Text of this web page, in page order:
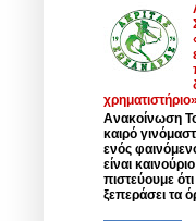
χρηματιστήριο»
Ανακοίνωση
καιρό
ενός
είναι
πιστεύουμε ότι
ξεπεράσει τα